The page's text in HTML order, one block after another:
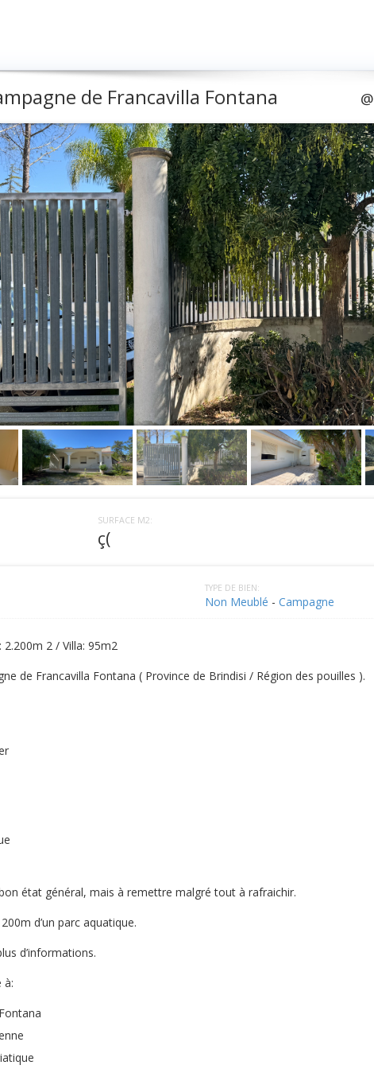
@
de Francavilla Fontana
SURFACE M2:
ç(
TYPE DE BIEN:
Non Meublé - Campagne
2.200m 2 / Villa: 95m2
de Francavilla Fontana ( Province de Brindisi / Région des pouilles ).
état général, mais à remettre malgré tout à rafraichir.
d’un parc aquatique.
d’informations.
à: